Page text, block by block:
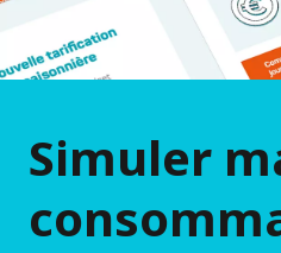
Simuler